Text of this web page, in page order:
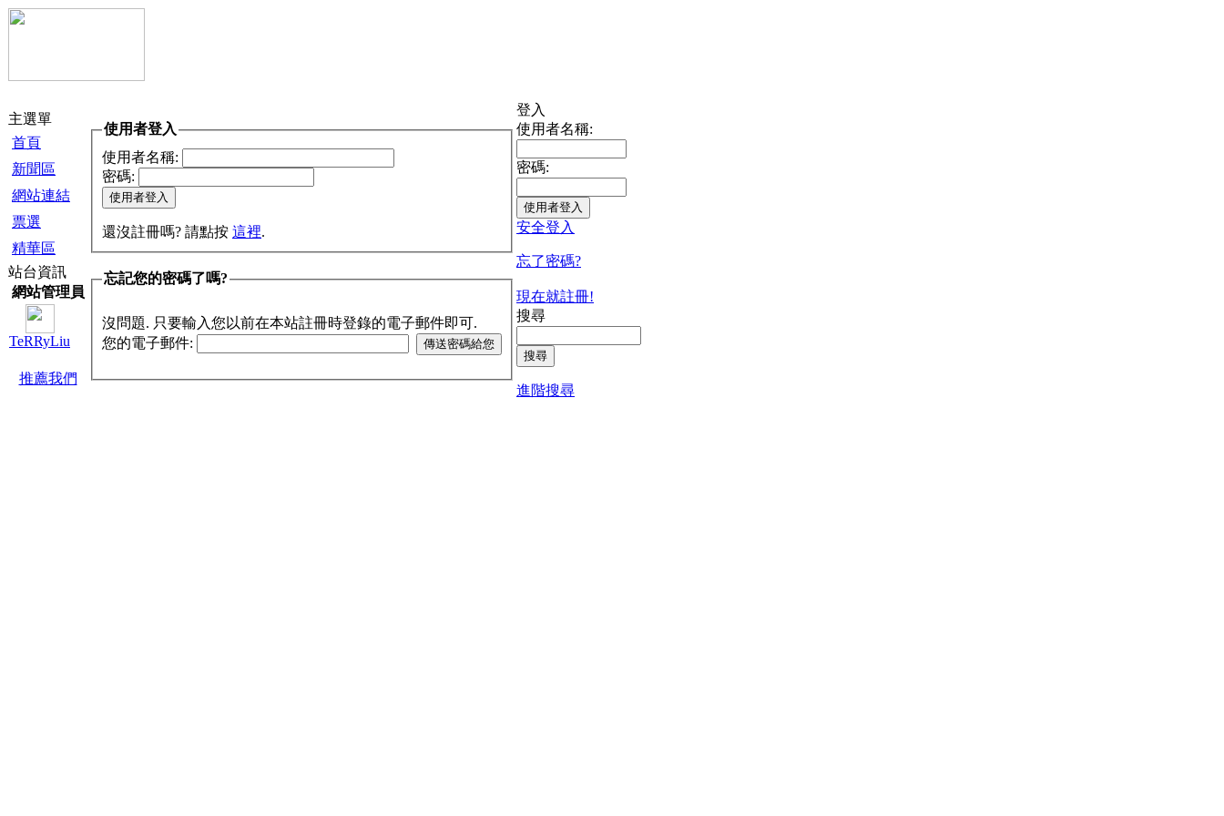
主選單
首頁
新聞區
網站連結
票選
精華區
站台資訊
網站管理員
TeRRyLiu
推薦我們
使用者登入
使用者名稱:
密碼:
還沒註冊嗎? 請點按 這裡.
忘記您的密碼了嗎?
沒問題. 只要輸入您以前在本站註冊時登錄的電子郵件即可.
您的電子郵件:
登入
使用者名稱:
密碼:
安全登入
忘了密碼?
現在就註冊!
搜尋
進階搜尋